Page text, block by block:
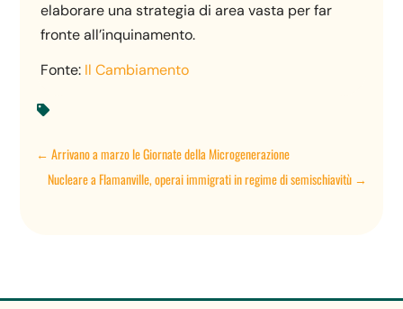
elaborare una strategia di area vasta per far
fronte all’inquinamento.
Fonte: Il Cambiamento

←Arrivano a marzo le Giornate della Microgenerazione
Nucleare a Flamanville, operai immigrati in regime di semischiavitù→